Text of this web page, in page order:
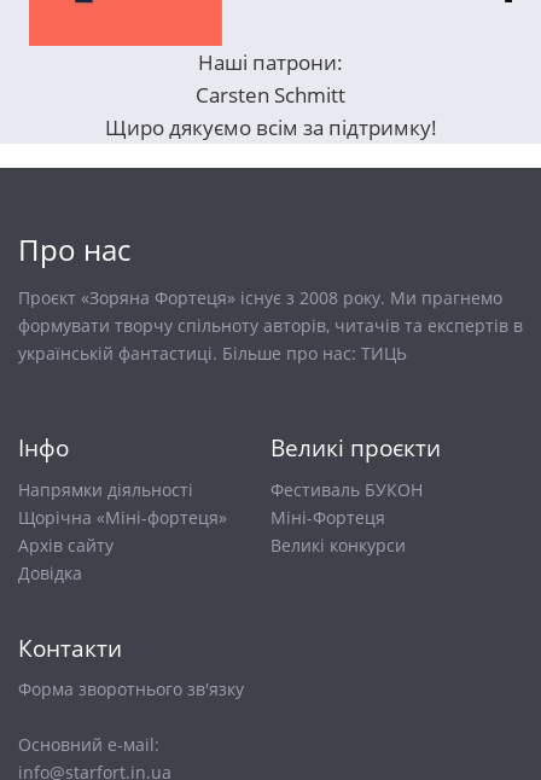
Наші патрони:
Carsten Schmitt
Щиро дякуємо всім за підтримку!
Про нас
Проєкт «Зоряна Фортеця» існує з 2008 року. Ми прагнемо
формувати творчу спільноту авторів, читачів та експертів в
українській фантастиці. Більше про нас: ТИЦЬ
Інфо
Напрямки діяльності
Щорічна «Міні-фортеця»
Архів сайту
Довiдка
Великі проєкти
Фестиваль БУКОН
Міні-Фортеця
Великі конкурси
Контакти
Форма зворотнього зв'язку
Основний е-маіl:
info@starfort.in.ua